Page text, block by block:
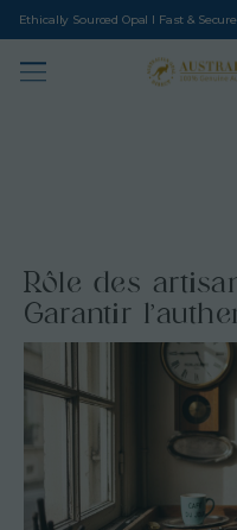
Ethically Sourced Opal I Fast &
Rôle des
Garantir